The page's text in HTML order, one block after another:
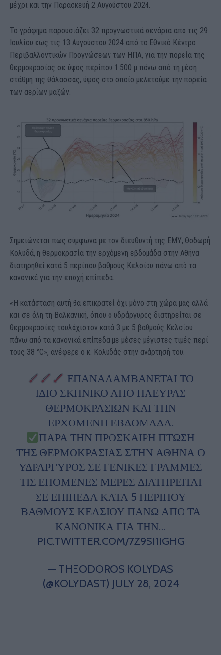
μέχρι και την Παρασκευή 2 Αυγούστου 2024.
Το γράφημα παρουσιάζει 32 προγνωστικά σενάρια από τις 29
Ιουλίου έως τις 13 Αυγούστου 2024 από το Εθνικό Κέντρο
Περιβαλλοντικών Προγνώσεων των ΗΠΑ, για την πορεία της
θερμοκρασίας σε ύψος περίπου 1.500 μ πάνω από τη μέση
στάθμη της θάλασσας, ύψος στο οποίο μελετούμε την πορεία
των αερίων μαζών.
Σημειώνεται πως σύμφωνα με τον διευθυντή της ΕΜΥ, Θοδωρή
Κολυδά, η θερμοκρασία την ερχόμενη εβδομάδα στην Αθήνα
διατηρηθεί κατά 5 περίπου βαθμούς Κελσίου πάνω από τα
κανονικά για την εποχή επίπεδα.
«Η κατάσταση αυτή θα επικρατεί όχι μόνο στη χώρα μας αλλά
και σε όλη τη Βαλκανική, όπου ο υδράργυρος διατηρείται σε
θερμοκρασίες τουλάχιστον κατά 3 με 5 βαθμούς Κελσίου
πάνω από τα κανονικά επίπεδα με μέσες μέγιστες τιμές περί
τους 38 °C», ανέφερε ο κ. Κολυδάς στην ανάρτησή του.
ΕΠΑΝΑΛΑΜΒΑΝΕΤΑΙ ΤΟ
ΙΔΙΟ ΣΚΗΝΙΚΟ ΑΠΟ ΠΛΕΥΡΑΣ
ΘΕΡΜΟΚΡΑΣΙΩΝ ΚΑΙ ΤΗΝ
ΕΡΧΟΜΕΝΗ ΕΒΔΟΜΑΔΑ.
ΠΑΡΆ ΤΗΝ ΠΡΌΣΚΑΙΡΗ ΠΤΏΣΗ
ΤΗΣ ΘΕΡΜΟΚΡΑΣΊΑΣ ΣΤΗΝ ΑΘΉΝΑ Ο
ΥΔΡΆΡΓΥΡΟΣ ΣΕ ΓΕΝΙΚΈΣ ΓΡΑΜΜΈΣ
ΤΙΣ ΕΠΌΜΕΝΕΣ ΜΈΡΕΣ ΔΙΑΤΗΡΕΊΤΑΙ
ΣΕ ΕΠΊΠΕΔΑ ΚΑΤΆ 5 ΠΕΡΊΠΟΥ
ΒΑΘΜΟΎΣ ΚΕΛΣΊΟΥ ΠΆΝΩ ΑΠΌ ΤΑ
ΚΑΝΟΝΙΚΆ ΓΙΑ ΤΗΝ…
PIC.TWITTER.COM/7Z9SI1IGHG
— THEODOROS KOLYDAS
(@KOLYDAST) JULY 28, 2024